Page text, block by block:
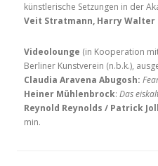
künstlerische Setzungen in der
Veit Stratmann, Harry Walter
Videolounge (in Kooperation
Berliner Kunstverein (n.b.k.),
Claudia Aravena Abugosh:
Heiner Mühlenbrock: Das
Reynold Reynolds / Patrick
min.